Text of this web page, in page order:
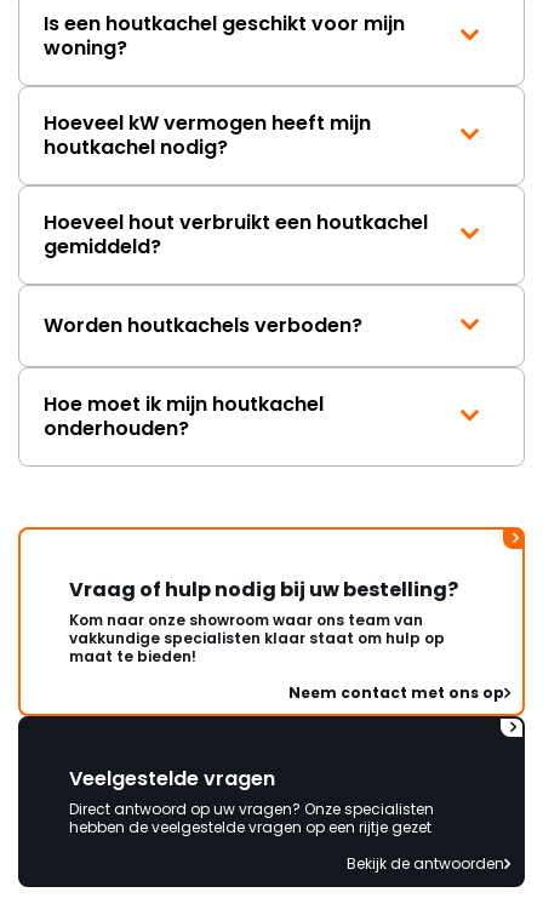
Is een houtkachel geschikt voor mijn
woning?
Hoeveel kW vermogen heeft mijn
houtkachel nodig?
Hoeveel hout verbruikt een houtkachel
gemiddeld?
Worden houtkachels verboden?
Hoe moet ik mijn houtkachel
onderhouden?
Vraag of hulp nodig bij uw bestelling?
Kom naar onze showroom waar ons team van
vakkundige specialisten klaar staat om hulp op
maat te bieden!
Neem contact met ons op
Veelgestelde vragen
Direct antwoord op uw vragen? Onze specialisten
hebben de veelgestelde vragen op een rijtje gezet
Bekijk de antwoorden